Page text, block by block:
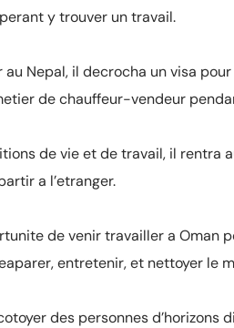
y trouver un travail.
au Nepal, il decrocha un visa
de chauffeur-vendeur
de vie et de travail, il rentra
a l’etranger.
de venir travailler a Oman
entretenir, et nettoyer le
des personnes d’horizons